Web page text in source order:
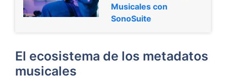
Musicales con
SonoSuite
El ecosistema de los metadatos
musicales